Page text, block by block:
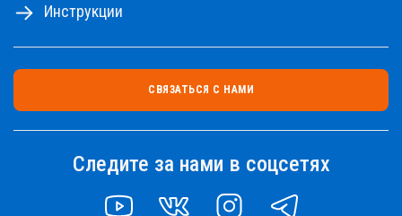
Инструкции
СВЯЗАТЬСЯ С НАМИ
Следите за нами в соцсетях
YOUTUBE VK INSTAGRAMTELEGRAM